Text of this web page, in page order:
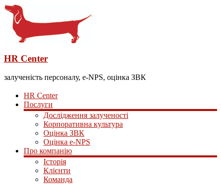
HR Center
залученість персоналу, e-NPS, оцінка ЗВК
HR Center
Послуги
Дослідження залученості
Корпоративна культура
Оцінка ЗВК
Оцінка e-NPS
Про компанію
Історія
Клієнти
Команда